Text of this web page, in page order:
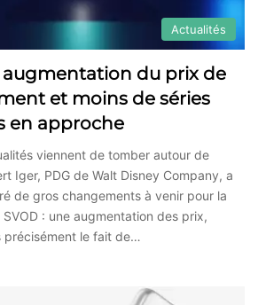
Actualités
augmentation du prix de
et moins de séries
en approche
viennent de tomber autour de
Iger, PDG de Walt Disney Company, a
de gros changements à venir pour la
: une augmentation des prix,
précisément le fait de…